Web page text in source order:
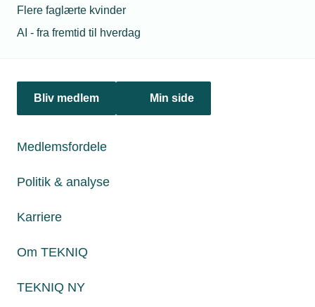
Flere faglærte kvinder
AI - fra fremtid til hverdag
Bliv medlem Min side
Medlemsfordele
Politik & analyse
Karriere
Om TEKNIQ
TEKNIQ NY
Vi har en medarbejder, der hellere vil arbejde end holde
ferie. Han spørger, om vi bare kan udbetale feriepengene i
vi må?
Læs mere